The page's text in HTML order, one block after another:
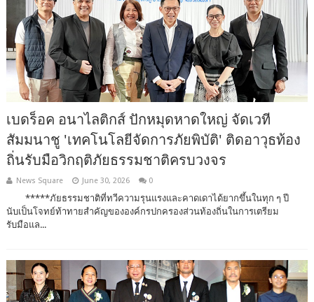
เบดร็อค อนาไลติกส์ ปักหมุดหาดใหญ่ จัดเวที
สัมมนาชู 'เทคโนโลยีจัดการภัยพิบัติ' ติดอาวุธท้อง
ถิ่นรับมือวิกฤติภัยธรรมชาติครบวงจร
News Square June 30, 2026 0
*****ภัยธรรมชาติที่ทวีความรุนแรงและคาดเดาได้ยากขึ้นในทุก ๆ ปี
นับเป็นโจทย์ท้าทายสำคัญขององค์กรปกครองส่วนท้องถิ่นในการเตรียม
รับมือแล...